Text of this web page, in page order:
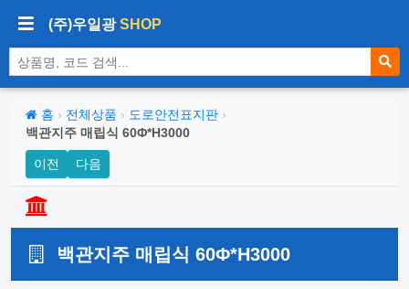
(주)우일광SHOP
상품 검색
홈 › 전체상품 › 도로안전표지판 ›
백관지주 매립식 60Φ*H3000
이전 다음
백관지주 매립식 60Φ*H3000